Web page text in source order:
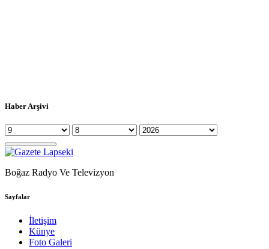
Haber Arşivi
Boğaz Radyo Ve Televizyon
Sayfalar
İletişim
Künye
Foto Galeri